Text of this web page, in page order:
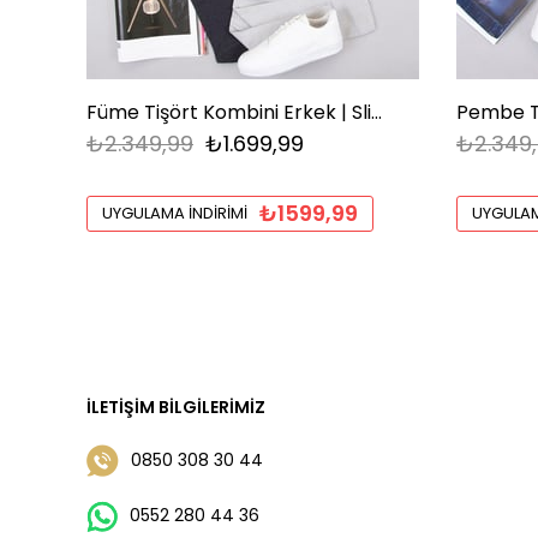
Füme Tişört Kombini Erkek | Slim Fit Şık Komple Set
₺1.699,99
₺2.349,99
UYGULAMA İNDIRIMI ₺1599,99
İLETIŞIM BILGILERIMIZ
0850 308 30 44
0552 280 44 36